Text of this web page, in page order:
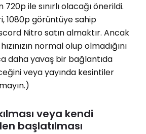
720p ile sınırlı olacağı önerildi.
1080p görüntüye sahip
Nitro satın almaktır. Ancak
normal olup olmadığını
daha yavaş bir bağlantıda
veya yayında kesintiler
veya kendi
başlatılması